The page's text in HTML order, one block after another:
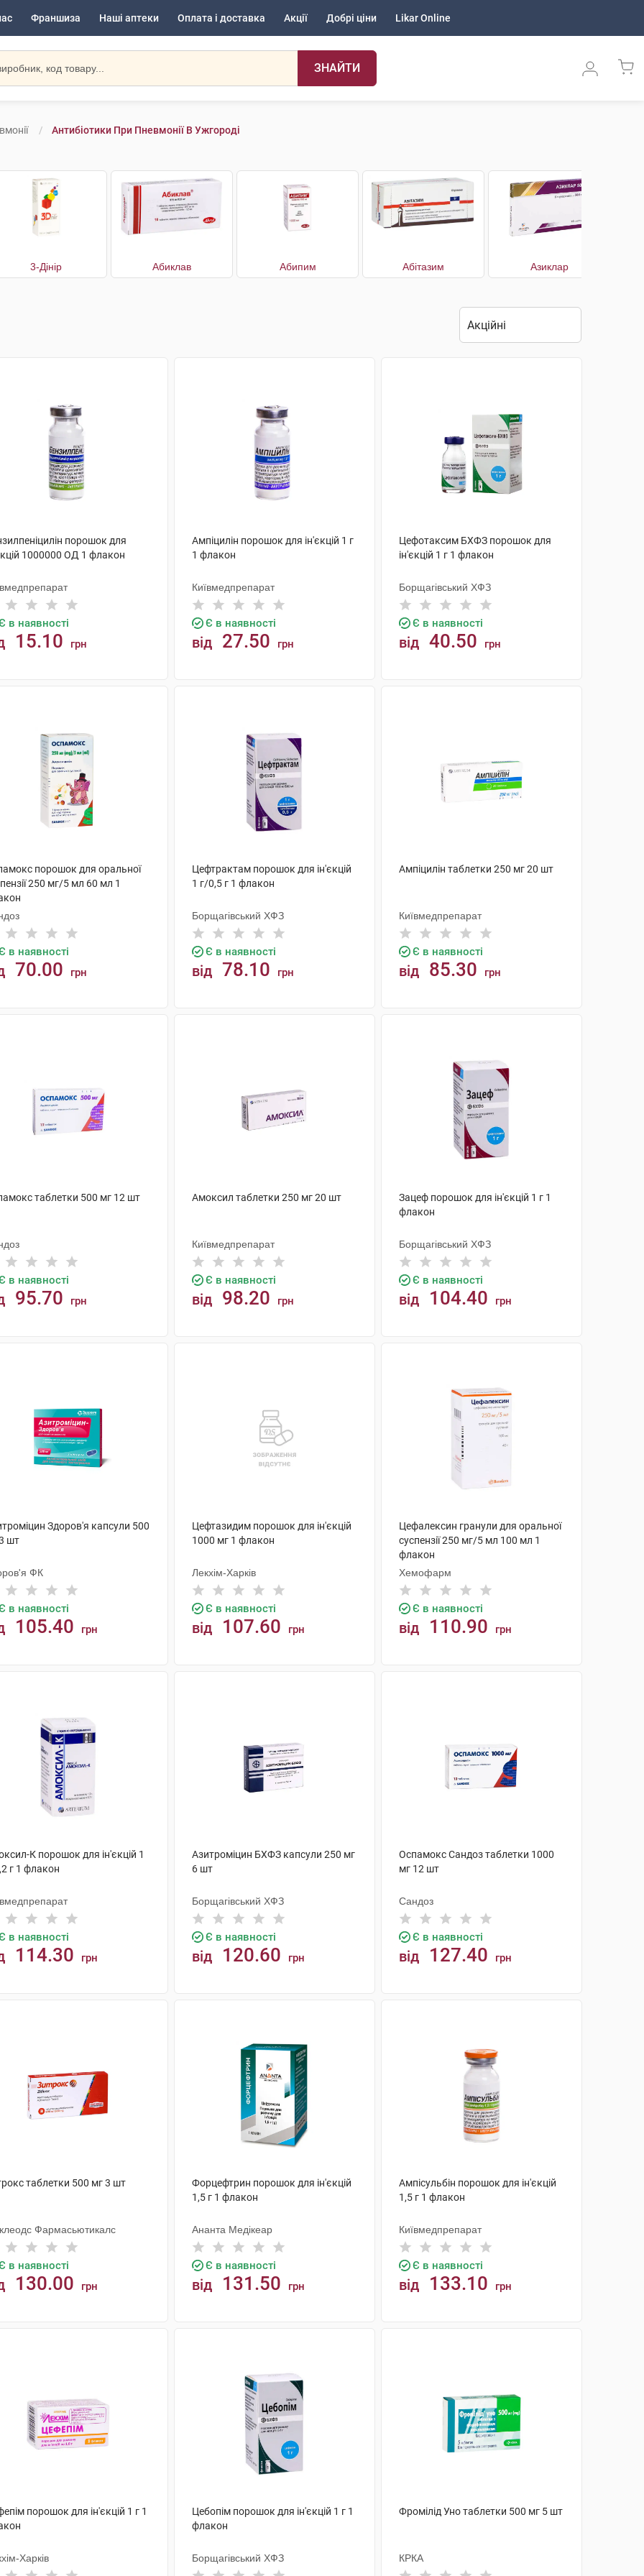
Франшиза Наші аптеки Оплата і доставка Акції Добрі ціни Likar Online
ЗНАЙТИ
Антибіотики При Пневмонії В Ужгороді
3-Дінір Абиклав Абипим Абітазим Азиклар
порошок для
1000000 ОД 1 флакон
в наявності
15.10 грн
Ампіцилін порошок для ін'єкцій 1 г
1 флакон
Київмедпрепарат
Є в наявності
від 27.50 грн
Цефотаксим БХФЗ порошок для
ін'єкцій 1 г 1 флакон
Борщагівський ХФЗ
Є в наявності
від 40.50 грн
порошок для оральної
250 мг/5 мл 60 мл 1
в наявності
70.00 грн
Цефтрактам порошок для ін'єкцій
1 г/0,5 г 1 флакон
Борщагівський ХФЗ
Є в наявності
від 78.10 грн
Ампіцилін таблетки 250 мг 20 шт
Київмедпрепарат
Є в наявності
від 85.30 грн
таблетки 500 мг 12 шт
в наявності
95.70 грн
Амоксил таблетки 250 мг 20 шт
Київмедпрепарат
Є в наявності
від 98.20 грн
Зацеф порошок для ін'єкцій 1 г 1
флакон
Борщагівський ХФЗ
Є в наявності
від 104.40 грн
Здоров'я капсули 500
шт
ФК
в наявності
105.40 грн
Цефтазидим порошок для ін'єкцій
1000 мг 1 флакон
Лекхім-Харків
Є в наявності
від 107.60 грн
Цефалексин гранули для оральної
суспензії 250 мг/5 мл 100 мл 1
флакон
Хемофарм
Є в наявності
від 110.90 грн
К порошок для ін'єкцій 1
г 1 флакон
в наявності
114.30 грн
Азитроміцин БХФЗ капсули 250 мг
6 шт
Борщагівський ХФЗ
Є в наявності
від 120.60 грн
Оспамокс Сандоз таблетки 1000
мг 12 шт
Сандоз
Є в наявності
від 127.40 грн
таблетки 500 мг 3 шт
Фармасьютикалс
в наявності
130.00 грн
Форцефтрин порошок для ін'єкцій
1,5 г 1 флакон
Ананта Медікеар
Є в наявності
від 131.50 грн
Ампісульбін порошок для ін'єкцій
1,5 г 1 флакон
Київмедпрепарат
Є в наявності
від 133.10 грн
порошок для ін'єкцій 1 г 1
Харків
Цебопім порошок для ін'єкцій 1 г 1
флакон
Борщагівський ХФЗ
Фромілід Уно таблетки 500 мг 5 шт
КРКА